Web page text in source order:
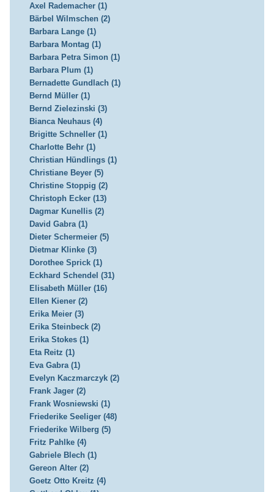
Axel Rademacher (1)
Bärbel Wilmschen (2)
Barbara Lange (1)
Barbara Montag (1)
Barbara Petra Simon (1)
Barbara Plum (1)
Bernadette Gundlach (1)
Bernd Müller (1)
Bernd Zielezinski (3)
Bianca Neuhaus (4)
Brigitte Schneller (1)
Charlotte Behr (1)
Christian Hündlings (1)
Christiane Beyer (5)
Christine Stoppig (2)
Christoph Ecker (13)
Dagmar Kunellis (2)
David Gabra (1)
Dieter Schermeier (5)
Dietmar Klinke (3)
Dorothee Sprick (1)
Eckhard Schendel (31)
Elisabeth Müller (16)
Ellen Kiener (2)
Erika Meier (3)
Erika Steinbeck (2)
Erika Stokes (1)
Eta Reitz (1)
Eva Gabra (1)
Evelyn Kaczmarczyk (2)
Frank Jager (2)
Frank Wosniewski (1)
Friederike Seeliger (48)
Friederike Wilberg (5)
Fritz Pahlke (4)
Gabriele Blech (1)
Gereon Alter (2)
Goetz Otto Kreitz (4)